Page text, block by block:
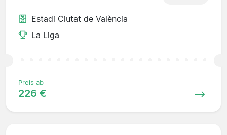
Estadi Ciutat de València
La Liga
Preis ab
226 €